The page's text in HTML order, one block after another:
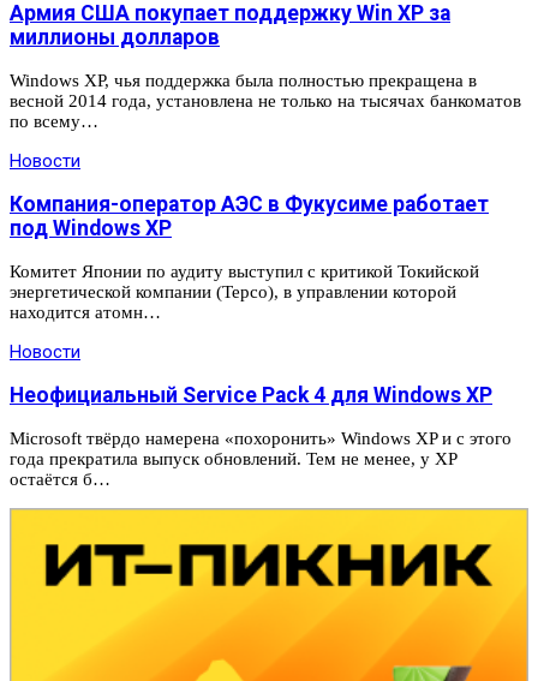
Армия США покупает поддержку Win XP за
миллионы долларов
Windows XP, чья поддержка была полностью прекращена в
весной 2014 года, установлена не только на тысячах банкоматов
по всему…
Новости
Компания-оператор АЭС в Фукусиме работает
под Windows XP
Комитет Японии по аудиту выступил с критикой Токийской
энергетической компании (Tepco), в управлении которой
находится атомн…
Новости
Неофициальный Service Pack 4 для Windows XP
Microsoft твёрдо намерена «похоронить» Windows XP и с этого
года прекратила выпуск обновлений. Тем не менее, у XP
остаётся б…